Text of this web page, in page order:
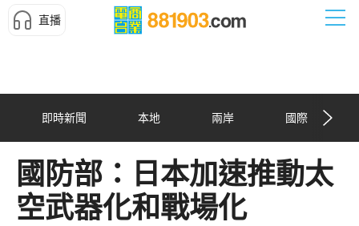
直播
即時新聞 本地 兩岸 國際
國防部：日本加速推動太
空武器化和戰場化